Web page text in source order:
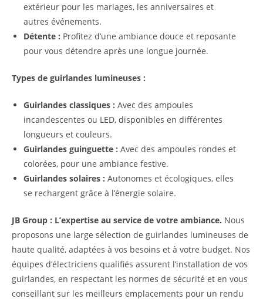
extérieur pour les mariages, les anniversaires et
autres événements.
Détente : Profitez d’une ambiance douce et reposante
pour vous détendre après une longue journée.
Types de guirlandes lumineuses :
Guirlandes classiques : Avec des ampoules
incandescentes ou LED, disponibles en différentes
longueurs et couleurs.
Guirlandes guinguette : Avec des ampoules rondes et
colorées, pour une ambiance festive.
Guirlandes solaires : Autonomes et écologiques, elles
se rechargent grâce à l’énergie solaire.
JB Group : L’expertise au service de votre ambiance. Nous
proposons une large sélection de guirlandes lumineuses de
haute qualité, adaptées à vos besoins et à votre budget. Nos
équipes d’électriciens qualifiés assurent l’installation de vos
guirlandes, en respectant les normes de sécurité et en vous
conseillant sur les meilleurs emplacements pour un rendu